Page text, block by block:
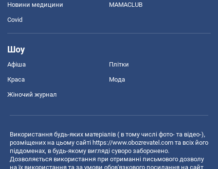
Новини медицини MAMACLUB
Covid
Шоу
Афіша Плітки
Краса Мода
Жіночий журнал
Використання будь-яких матеріалів ( в тому числі фото- та відео-),
розміщених на цьому сайті https://www.obozrevatel.com та всіх його
піддоменах, в будь-якому вигляді суворо заборонено.
Дозволяється використання при отриманні письмового дозволу
на їх використання та за умови обов'язкового посилання на сайт